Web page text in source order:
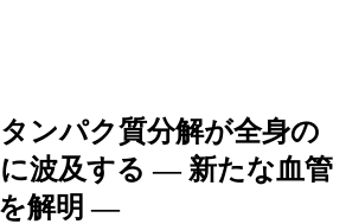
ンパク質分解が全身の
波及する — 新たな血管
解明 —